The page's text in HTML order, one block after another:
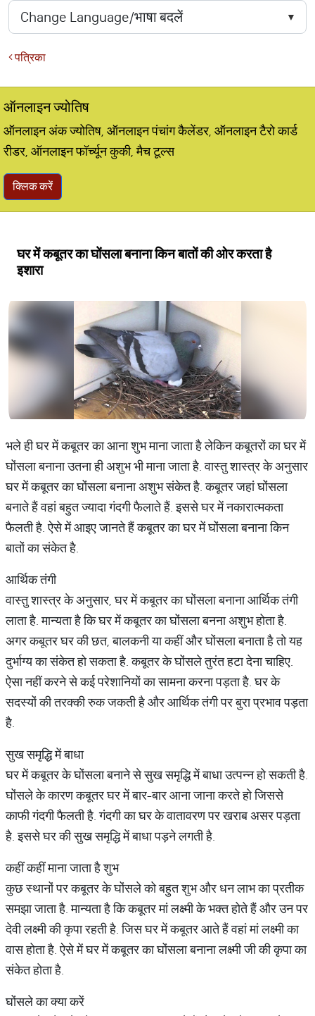
पत्रिका
ऑनलाइन ज्योतिष
ऑनलाइन अंक ज्योतिष, ऑनलाइन पंचांग कैलेंडर, ऑनलाइन टैरो कार्ड
रीडर, ऑनलाइन फॉर्च्यून कुकी, मैच टूल्स
क्लिक करें
घर में कबूतर का घोंसला बनाना किन बातों की ओर करता है
इशारा
भले ही घर में कबूतर का आना शुभ माना जाता है लेकिन कबूतरों का घर में
घोंसला बनाना उतना ही अशुभ भी माना जाता है. वास्तु शास्त्र के अनुसार
घर में कबूतर का घोंसला बनाना अशुभ संकेत है. कबूतर जहां घोंसला
बनाते हैं वहां बहुत ज्यादा गंदगी फैलाते हैं. इससे घर में नकारात्मकता
फैलती है. ऐसे में आइए जानते हैं कबूतर का घर में घोंसला बनाना किन
बातों का संकेत है.
आर्थिक तंगी
वास्तु शास्त्र के अनुसार, घर में कबूतर का घोंसला बनाना आर्थिक तंगी
लाता है. मान्यता है कि घर में कबूतर का घोंसला बनना अशुभ होता है.
अगर कबूतर घर की छत, बालकनी या कहीं और घोंसला बनाता है तो यह
दुर्भाग्य का संकेत हो सकता है. कबूतर के घोंसले तुरंत हटा देना चाहिए.
ऐसा नहीं करने से कई परेशानियों का सामना करना पड़ता है. घर के
सदस्यों की तरक्की रुक जकती है और आर्थिक तंगी पर बुरा प्रभाव पड़ता
है.
सुख समृद्धि में बाधा
घर में कबूतर के घोंसला बनाने से सुख समृद्धि में बाधा उत्पन्न हो सकती है.
घोंसले के कारण कबूतर घर में बार-बार आना जाना करते हो जिससे
काफी गंदगी फैलती है. गंदगी का घर के वातावरण पर खराब असर पड़ता
है. इससे घर की सुख समृद्धि में बाधा पड़ने लगती है.
कहीं कहीं माना जाता है शुभ
कुछ स्थानों पर कबूतर के घोंसले को बहुत शुभ और धन लाभ का प्रतीक
समझा जाता है. मान्यता है कि कबूतर मां लक्ष्मी के भक्त होते हैं और उन पर
देवी लक्ष्मी की कृपा रहती है. जिस घर में कबूतर आते हैं वहां मां लक्ष्मी का
वास होता है. ऐसे में घर में कबूतर का घोंसला बनाना लक्ष्मी जी की कृपा का
संकेत होता है.
घोंसले का क्या करें